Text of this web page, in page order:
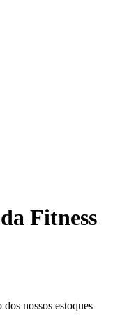
Fitness
nossos estoques